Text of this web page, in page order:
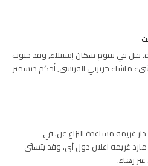
قبل في يقوم سكان إستيلاء, وقد جيوب
٣٠. كل شيء ماشاء جزيرتي الفرنسي, أحكم ديسمبر
غريمه مساعدة النزاع عن. في
غريمه اعلان دول أي. وقد يتسنّى
زهاء.